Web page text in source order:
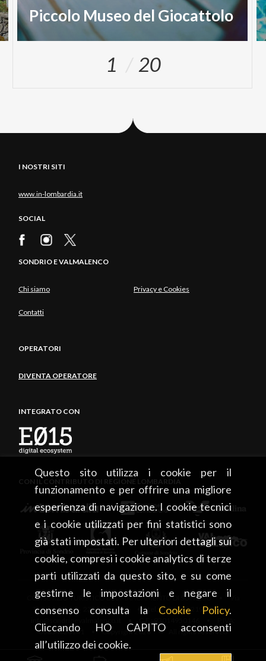
Questo sito utilizza i cookie per il
funzionamento e per offrire una migliore
esperienza di navigazione. I cookie tecnici
e i cookie utilizzati per fini statistici sono
già stati impostati. Per ulteriori dettagli sui
cookie, compresi i cookie analytics di terze
parti utilizzati da questo sito, e su come
gestirne le impostazioni e negare il
consenso consulta la Cookie Policy.
Cliccando HO CAPITO acconsenti
all’utilizzo dei cookie.
Piccolo Museo del Giocattolo
1 20
I NOSTRI SITI
www.in-lombardia.it
SOCIAL
SONDRIO E VALMALENCO
Chi siamo Privacy e Cookies
Contatti
OPERATORI
DIVENTA OPERATORE
INTEGRATO CON
CON IL CONTRIBUTO DI REGIONE LOMBARDIA
CONSORZIO TURISTICO DEL MANDAMENTO DI SONDRIO • Via
Tonale, 13 • 23100 Sondrio • tel. +39 0342 219246 •
00834020141 • Copyright 2026 • All rights reserved